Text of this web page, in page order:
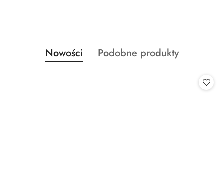
Pomiń karuzelę produktów
Produkty
o
Nowości
Produkty
Podobne produkty